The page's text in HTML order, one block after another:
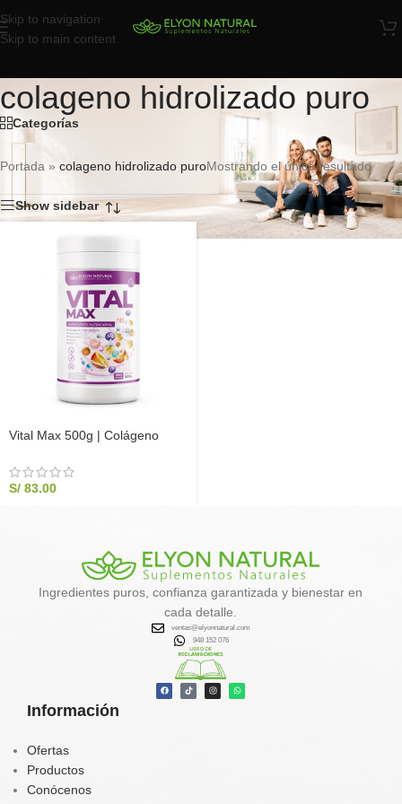
Skip to navigation
Skip to main content
colageno hidrolizado puro
Categorías
Portada » colageno hidrolizado puroMostrando el único resultado
Show sidebar
Vital Max 500g | Colágeno
y Camu Camu
S/ 83.00
Información
Ofertas
Productos
Conócenos
Ingredientes puros, confianza garantizada y bienestar en
cada detalle.
ventas@elyonnatural.com
948 152 076